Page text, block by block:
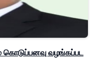
கொடுப்பனவு வழங்கப்பட